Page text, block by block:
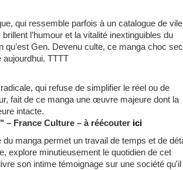
qui ressemble parfois à un catalogue de
l’humour et la vitalité inextinguibles du
qu’est Gen. Devenu culte, ce manga choc
aujourdhui. TTTT
qui refuse de simplifier le réel ou de
fait de ce manga une œuvre majeure dont la
intacte.
– France Culture – à réécouter ici
du manga permet un travail de temps et de
explore minutieusement le quotidien de cet
son intime témoignage sur une société qu'il